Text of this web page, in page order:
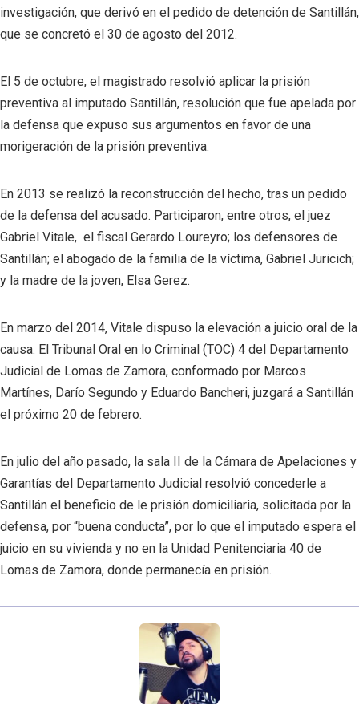
investigación, que derivó en el pedido de detención de Santillán,
que se concretó el 30 de agosto del 2012.
El 5 de octubre, el magistrado resolvió aplicar la prisión
preventiva al imputado Santillán, resolución que fue apelada por
la defensa que expuso sus argumentos en favor de una
morigeración de la prisión preventiva.
En 2013 se realizó la reconstrucción del hecho, tras un pedido
de la defensa del acusado. Participaron, entre otros, el juez
Gabriel Vitale, el fiscal Gerardo Loureyro; los defensores de
Santillán; el abogado de la familia de la víctima, Gabriel Juricich;
y la madre de la joven, Elsa Gerez.
En marzo del 2014, Vitale dispuso la elevación a juicio oral de la
causa. El Tribunal Oral en lo Criminal (TOC) 4 del Departamento
Judicial de Lomas de Zamora, conformado por Marcos
Martínes, Darío Segundo y Eduardo Bancheri, juzgará a Santillán
el próximo 20 de febrero.
En julio del año pasado, la sala II de la Cámara de Apelaciones y
Garantías del Departamento Judicial resolvió concederle a
Santillán el beneficio de le prisión domiciliaria, solicitada por la
defensa, por “buena conducta”, por lo que el imputado espera el
juicio en su vivienda y no en la Unidad Penitenciaria 40 de
Lomas de Zamora, donde permanecía en prisión.